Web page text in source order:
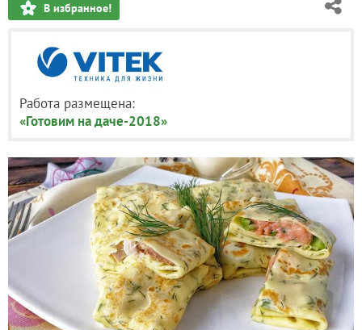
В избранное!
Работа размещена:
«Готовим на даче-2018»